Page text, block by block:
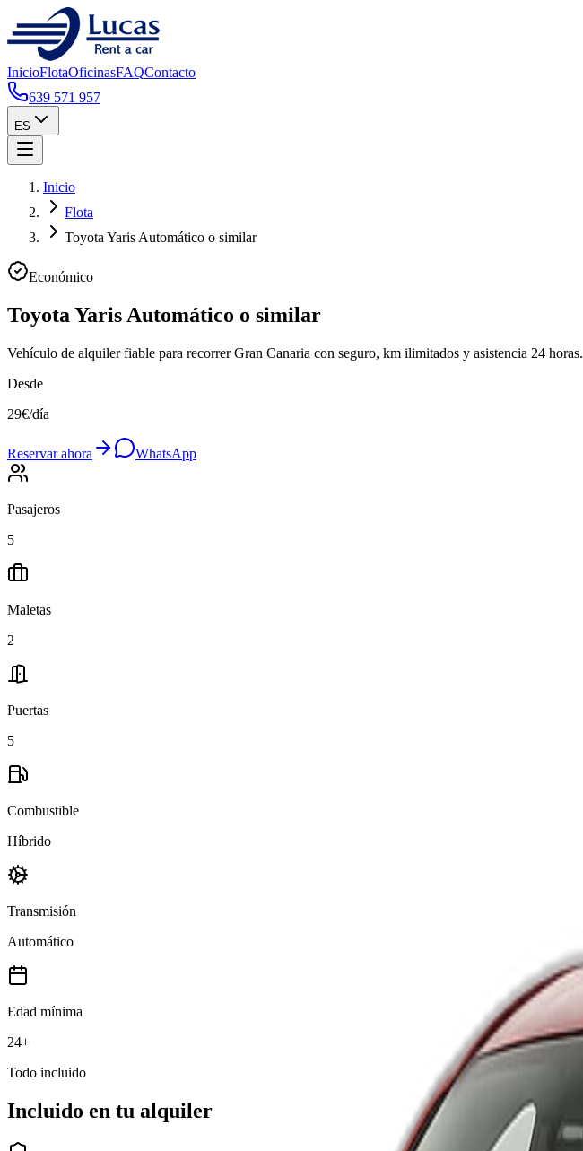
InicioFlotaOficinasFAQContacto
639 571 957
ES
Inicio
Flota
Toyota Yaris Automático o similar
Económico
Toyota Yaris Automático o similar
Vehículo de alquiler fiable para recorrer Gran Canaria con seguro, km ilimitados y asistencia 24 horas.
Desde
29€/día
Reservar ahora WhatsApp
Pasajeros
5
Maletas
2
Puertas
5
Combustible
Híbrido
Transmisión
Automático
Edad mínima
24+
Todo incluido
Incluido en tu alquiler